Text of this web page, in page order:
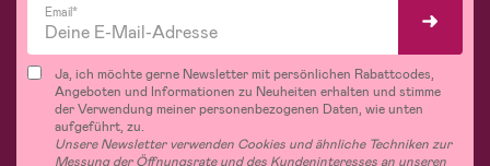
Email*
Ja, ich möchte gerne Newsletter mit persönlichen Rabattcodes,
Angeboten und Informationen zu Neuheiten erhalten und stimme
der Verwendung meiner personenbezogenen Daten, wie unten
aufgeführt, zu.
Unsere Newsletter verwenden Cookies und ähnliche Techniken zur
Messung der Öffnungsrate und des Kundeninteresses an unseren